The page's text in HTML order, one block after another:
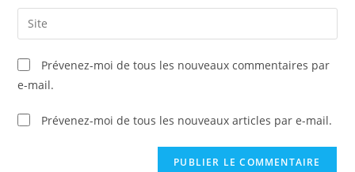
comment
email
address
comment
Saisir
l’URL
de
votre
(facultatif)
Prévenez-moi de tous les nouveaux commentaires par
e-mail.
Prévenez-moi de tous les nouveaux articles par e-mail.